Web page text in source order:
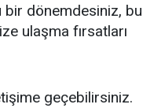
bir dönemdesiniz, bu
ulaşma fırsatları
geçebilirsiniz.